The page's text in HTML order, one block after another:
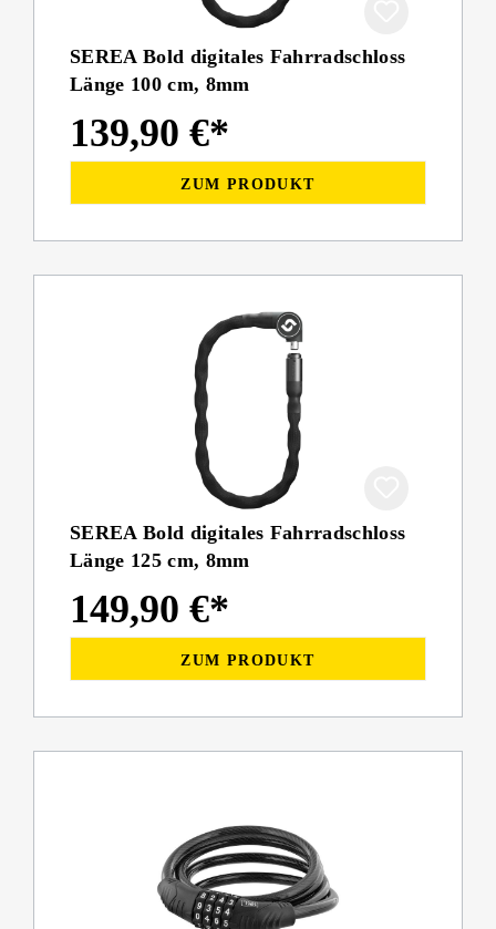
SEREA Bold digitales Fahrradschloss
Länge 100 cm, 8mm
139,90 €*
ZUM PRODUKT
SEREA Bold digitales Fahrradschloss
Länge 125 cm, 8mm
149,90 €*
ZUM PRODUKT